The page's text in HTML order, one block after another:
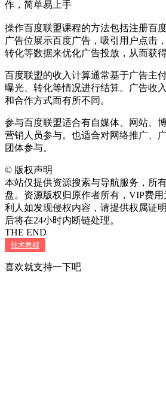
操作百度联盟课程的方法包括注册百
广告位展示百度广告，吸引用户点击
转化等数据来优化广告投放，从而获得
百度联盟的收入计算通常基于广告主
曝光、转化等情况进行结算。广告收
和合作方式而有所不同。
参与百度联盟适合有自媒体、网站、
营销人员参与。也适合对网络推广、
团体参与。
© 版权声明
本站仅提供资源搜索与导航服务，所
盘。资源版权归原作者所有，VIP费
利人如发现侵权内容，请提供权属证
后将在24小时内断链处理。
THE END
技术教程
喜欢就支持一下吧